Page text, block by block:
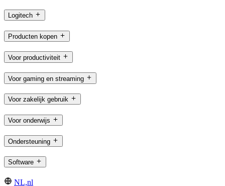
Logitech
Producten kopen
Voor productiviteit
Voor gaming en streaming
Voor zakelijk gebruik
Voor onderwijs
Ondersteuning
Software
NL,nl